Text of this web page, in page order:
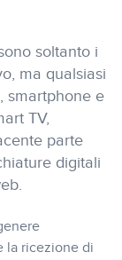
soltanto i
ma qualsiasi
smartphone e
TV,
parte
digitali
la ricezione di